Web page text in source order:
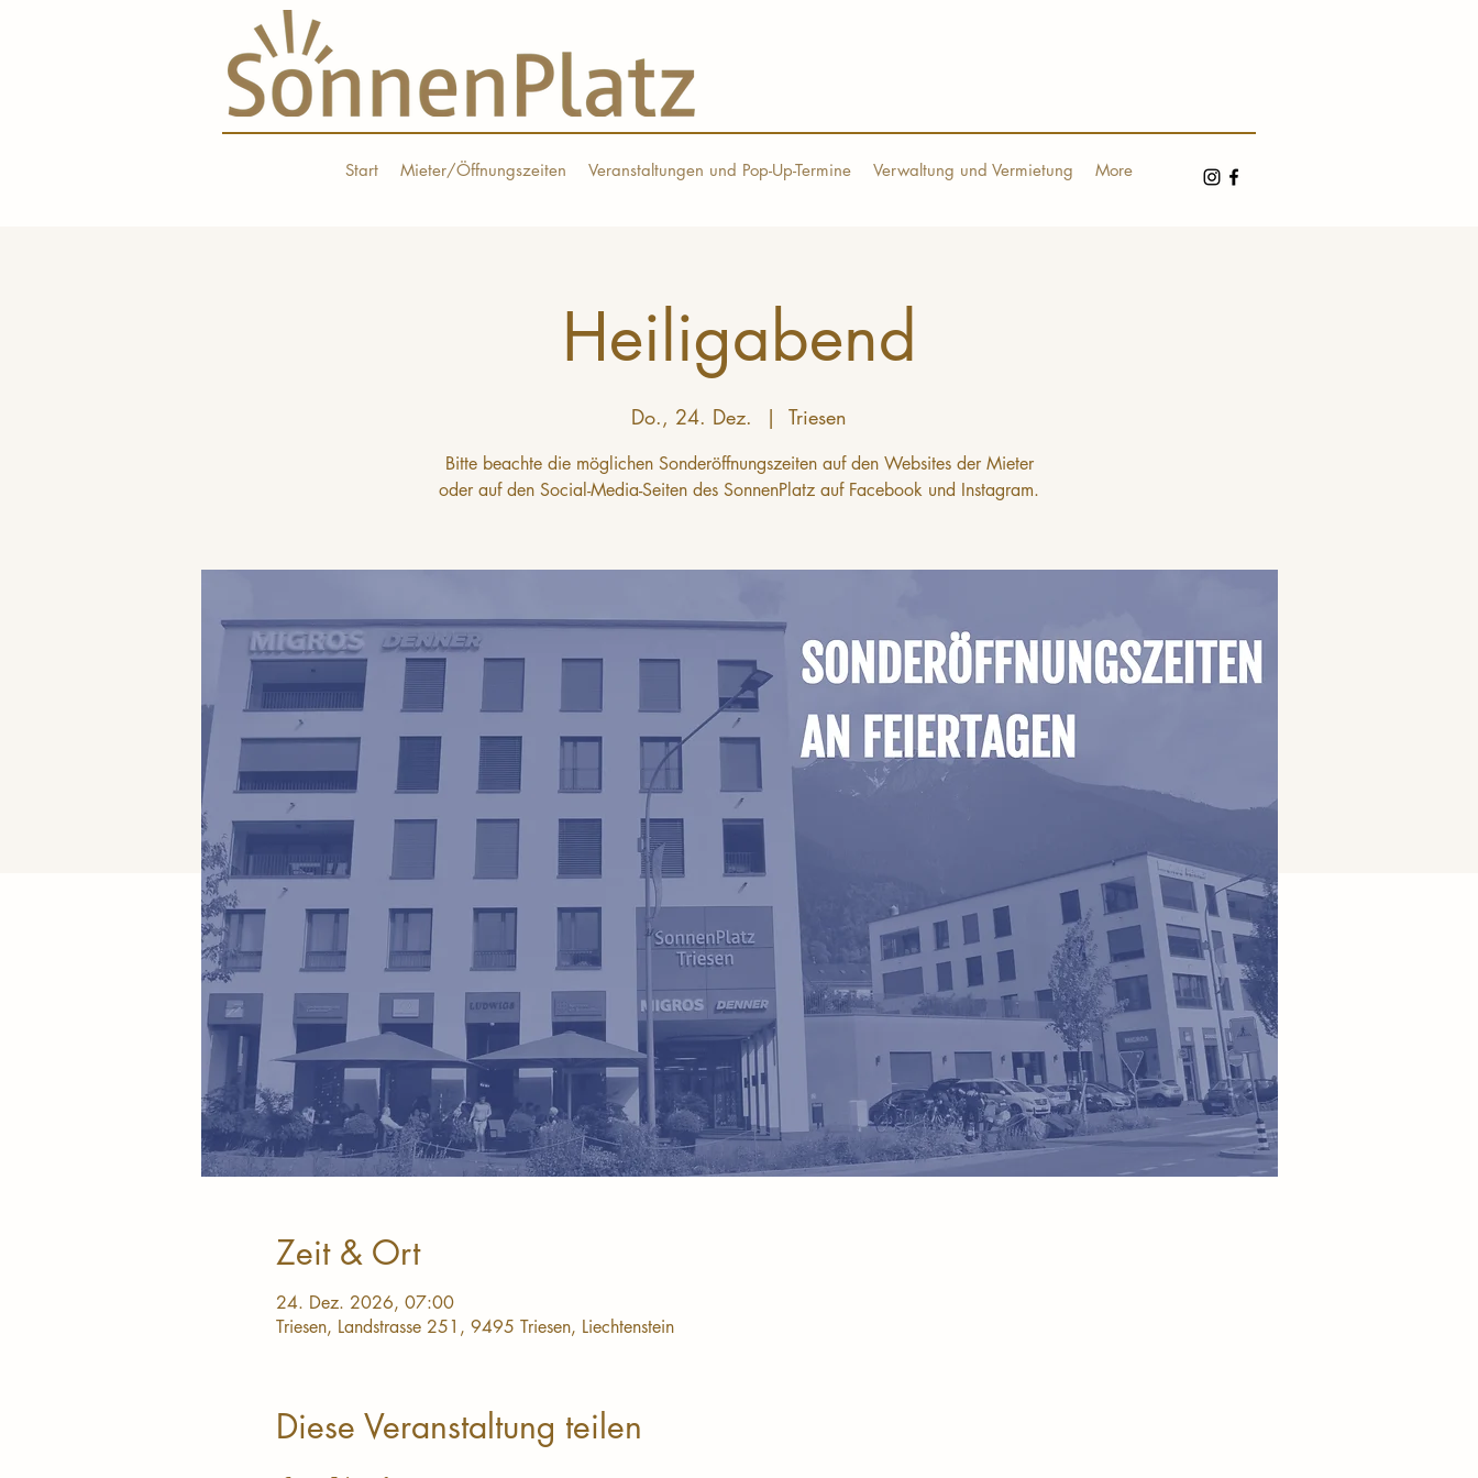
Start Mieter/Öffnungszeiten Veranstaltungen und Pop-Up-Termine Verwaltung und Vermietung More
Heiligabend
Do., 24. Dez.
  |
Triesen
Bitte beachte die möglichen Sonderöffnungszeiten auf den Websites der Mieter
oder auf den Social-Media-Seiten des SonnenPlatz auf Facebook und Instagram.
Zeit & Ort
24. Dez. 2026, 07:00
Triesen, Landstrasse 251, 9495 Triesen, Liechtenstein
Diese Veranstaltung teilen